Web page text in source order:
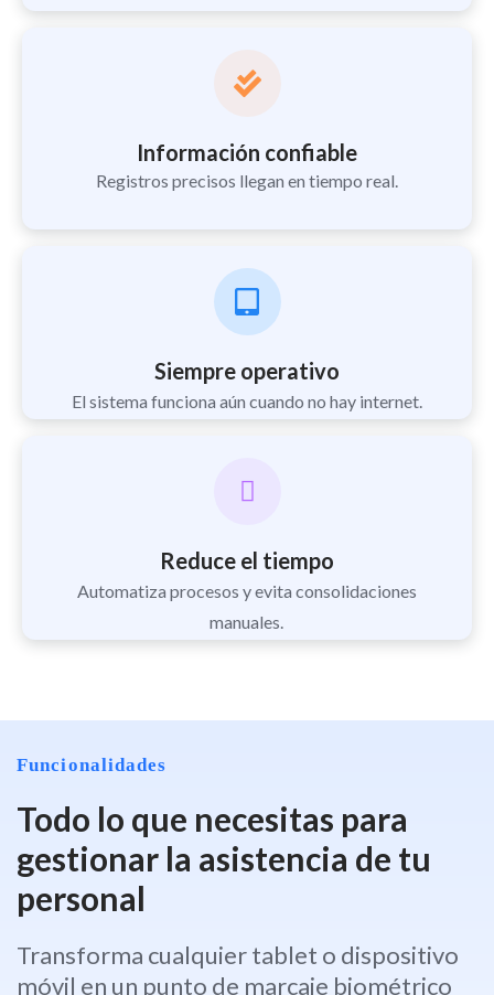
Información confiable
Registros precisos llegan en tiempo real.
Siempre operativo
El sistema funciona aún cuando no hay internet.
Reduce el tiempo
Automatiza procesos y evita consolidaciones
manuales.
Funcionalidades
Todo lo que necesitas para
gestionar la asistencia de tu
personal
Transforma cualquier tablet o dispositivo
móvil en un punto de marcaje biométrico